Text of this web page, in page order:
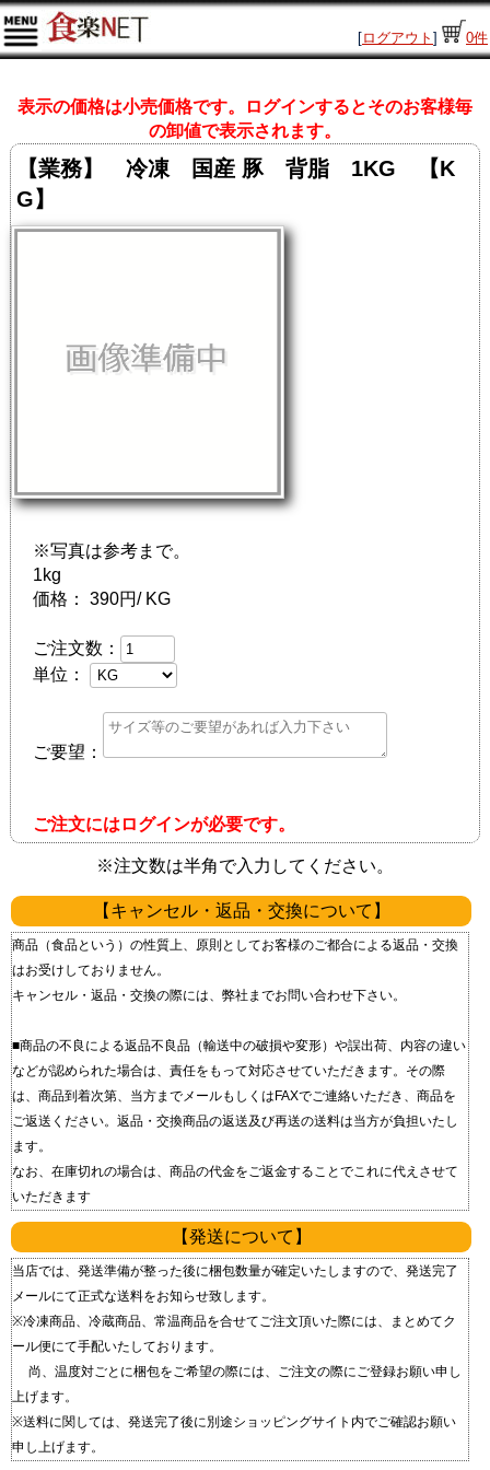
[ログアウト ] 0件
表示の価格は小売価格です。ログインするとそのお客様毎
の卸値で表示されます。
【業務】 冷凍 国産 豚 背脂 1KG 【K
G】
※写真は参考まで。
1kg
価格： 390円/ KG
ご注文数：
単位：
ご要望：
ご注文にはログインが必要です。
※注文数は半角で入力してください。
【キャンセル・返品・交換について】
商品（食品という）の性質上、原則としてお客様のご都合による返品・交換
はお受けしておりません。
キャンセル・返品・交換の際には、弊社までお問い合わせ下さい。
■商品の不良による返品 不良品（輸送中の破損や変形）や誤出荷、内容の違い
などが認められた場合は、責任をもって対応させていただきます。 その際
は、商品到着次第、当方までメールもしくはFAXでご連絡いただき、商品を
ご返送ください。 返品・交換商品の返送及び再送の送料は当方が負担いたし
ます。
なお、在庫切れの場合は、商品の代金をご返金することでこれに代えさせて
いただきます
【発送について】
当店では、発送準備が整った後に梱包数量が確定いたしますので、発送完了
メールにて正式な送料をお知らせ致します。
※冷凍商品、冷蔵商品、常温商品を合せてご注文頂いた際には、まとめてク
ール便にて手配いたしております。
尚、温度対ごとに梱包をご希望の際には、ご注文の際にご登録お願い申し
上げます。
※送料に関しては、発送完了後に別途ショッピングサイト内でご確認お願い
申し上げます。